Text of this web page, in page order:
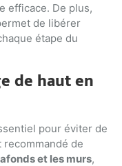
efficace. De plus,
de libérer
étape du
de haut en
pour éviter de
de
et les murs,